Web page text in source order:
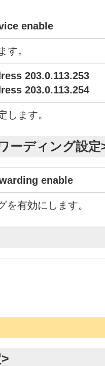
enable
す。
203.0.113.253
203.0.113.254
します。
ーディング設定
enable
を有効にします。